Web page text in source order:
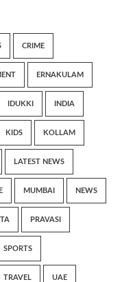
CRIME
ERNAKULAM
IDUKKI INDIA
KIDS KOLLAM
LATEST NEWS
MUMBAI NEWS
PRAVASI
SPORTS
TRAVEL UAE